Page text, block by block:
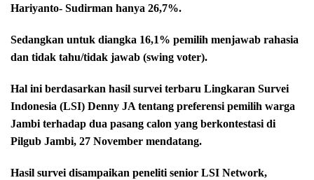
Hariyanto- Sudirman hanya 26,7%.
Sedangkan untuk diangka 16,1% pemilih menjawab rahasia
dan tidak tahu/tidak jawab (swing voter).
Hal ini berdasarkan hasil survei terbaru Lingkaran Survei
Indonesia (LSI) Denny JA tentang preferensi pemilih warga
Jambi terhadap dua pasang calon yang berkontestasi di
Pilgub Jambi, 27 November mendatang.
Hasil survei disampaikan peneliti senior LSI Network,